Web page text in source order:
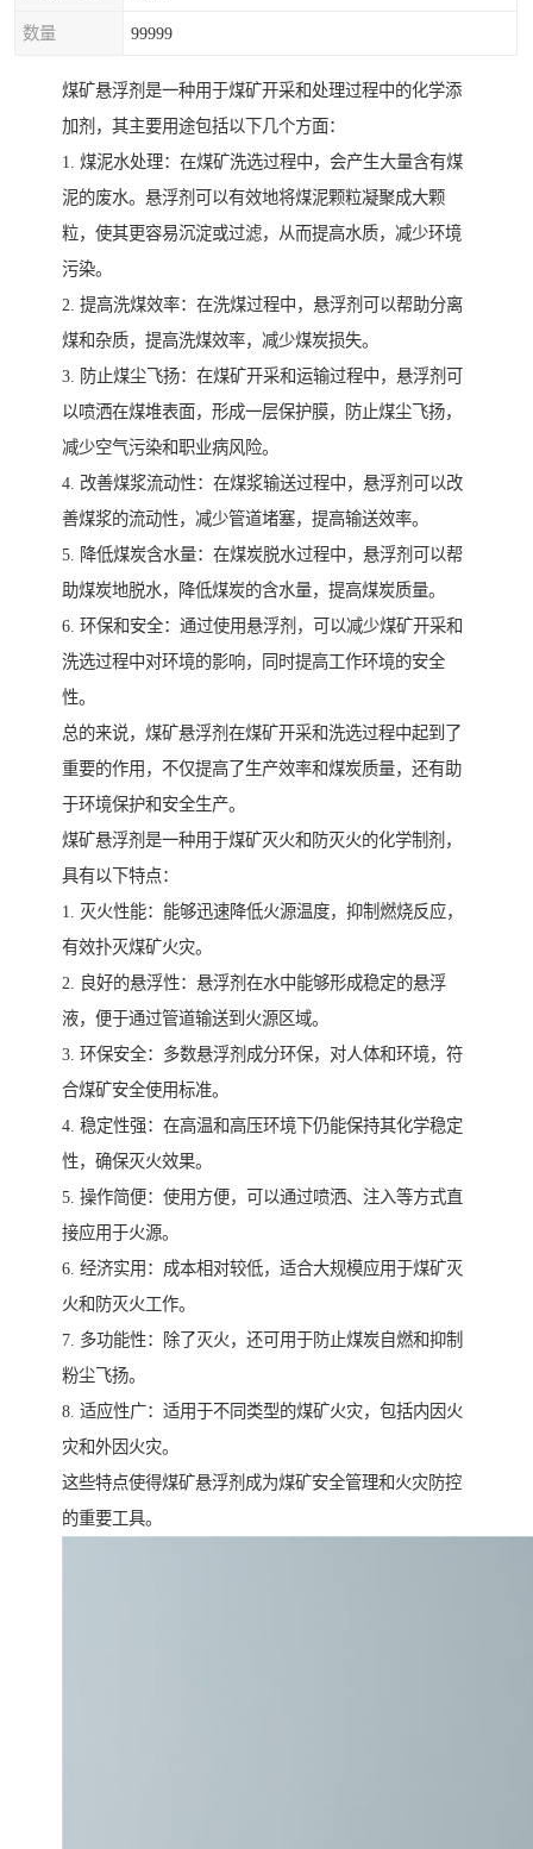
数量 99999
煤矿悬浮剂是一种用于煤矿开采和处理过程中的化学添
加剂，其主要用途包括以下几个方面：
1. 煤泥水处理：在煤矿洗选过程中，会产生大量含有煤
泥的废水。悬浮剂可以有效地将煤泥颗粒凝聚成大颗
粒，使其更容易沉淀或过滤，从而提高水质，减少环境
污染。
2. 提高洗煤效率：在洗煤过程中，悬浮剂可以帮助分离
煤和杂质，提高洗煤效率，减少煤炭损失。
3. 防止煤尘飞扬：在煤矿开采和运输过程中，悬浮剂可
以喷洒在煤堆表面，形成一层保护膜，防止煤尘飞扬，
减少空气污染和职业病风险。
4. 改善煤浆流动性：在煤浆输送过程中，悬浮剂可以改
善煤浆的流动性，减少管道堵塞，提高输送效率。
5. 降低煤炭含水量：在煤炭脱水过程中，悬浮剂可以帮
助煤炭地脱水，降低煤炭的含水量，提高煤炭质量。
6. 环保和安全：通过使用悬浮剂，可以减少煤矿开采和
洗选过程中对环境的影响，同时提高工作环境的安全
性。
总的来说，煤矿悬浮剂在煤矿开采和洗选过程中起到了
重要的作用，不仅提高了生产效率和煤炭质量，还有助
于环境保护和安全生产。
煤矿悬浮剂是一种用于煤矿灭火和防灭火的化学制剂，
具有以下特点：
1. 灭火性能：能够迅速降低火源温度，抑制燃烧反应，
有效扑灭煤矿火灾。
2. 良好的悬浮性：悬浮剂在水中能够形成稳定的悬浮
液，便于通过管道输送到火源区域。
3. 环保安全：多数悬浮剂成分环保，对人体和环境，符
合煤矿安全使用标准。
4. 稳定性强：在高温和高压环境下仍能保持其化学稳定
性，确保灭火效果。
5. 操作简便：使用方便，可以通过喷洒、注入等方式直
接应用于火源。
6. 经济实用：成本相对较低，适合大规模应用于煤矿灭
火和防灭火工作。
7. 多功能性：除了灭火，还可用于防止煤炭自燃和抑制
粉尘飞扬。
8. 适应性广：适用于不同类型的煤矿火灾，包括内因火
灾和外因火灾。
这些特点使得煤矿悬浮剂成为煤矿安全管理和火灾防控
的重要工具。